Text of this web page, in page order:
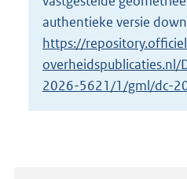
authentieke versie
https://
2026-5621/1/gml/dc-